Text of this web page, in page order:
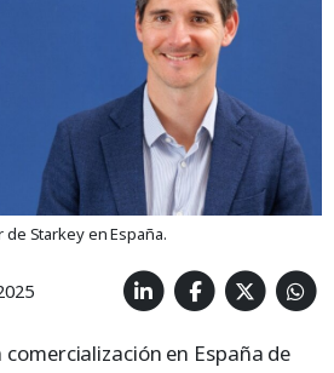
de Starkey en España.
en España de